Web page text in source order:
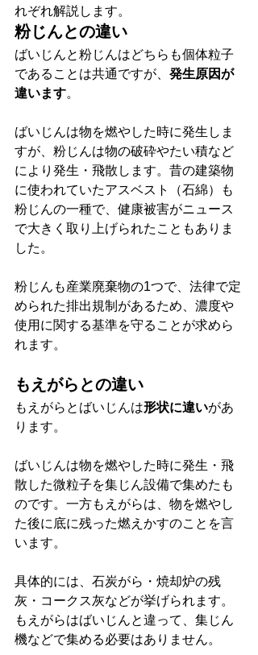
れぞれ解説します。
粉じんとの違い
ばいじんと粉じんはどちらも個体粒子
であることは共通ですが、 発生原因が
違います。
ばいじんは物を燃やした時に発生しま
すが、粉じんは物の破砕やたい積など
により発生・飛散します。昔の建築物
に使われていたアスベスト（石綿）も
粉じんの一種で、健康被害がニュース
で大きく取り上げられたこともありま
した。
粉じんも産業廃棄物の1つで、法律で定
められた排出規制があるため、濃度や
使用に関する基準を守ることが求めら
れます。
もえがらとの違い
もえがらとばいじんは形状に違いがあ
ります。
ばいじんは物を燃やした時に発生・飛
散した微粒子を集じん設備で集めたも
のです。一方もえがらは、物を燃やし
た後に底に残った燃えかすのことを言
います。
具体的には、石炭がら・焼却炉の残
灰・コークス灰などが挙げられます。
もえがらはばいじんと違って、集じん
機などで集める必要はありません。